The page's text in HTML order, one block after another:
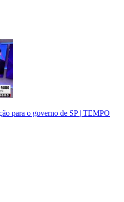
para o governo de SP | TEMPO